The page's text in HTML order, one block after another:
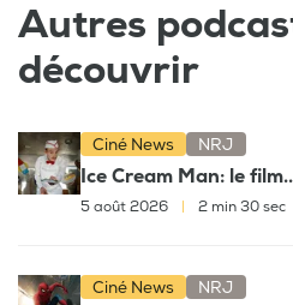
Autres
découvrir
Ciné News NRJ
Ice Cream Man: le
5 août 2026 2 min 30 sec
Ciné News NRJ